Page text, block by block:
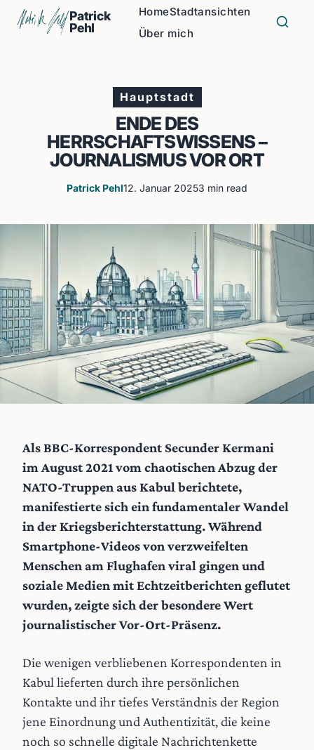
Patrick
Pehl
HomeStadtansichten
Über mich
Hauptstadt
ENDE DES
HERRSCHAFTSWISSENS –
JOURNALISMUS VOR ORT
Patrick Pehl12. Januar 20253 min read
Als BBC-Korrespondent Secunder Kermani
im August 2021 vom chaotischen Abzug der
NATO-Truppen aus Kabul berichtete,
manifestierte sich ein fundamentaler Wandel
in der Kriegsberichterstattung. Während
Smartphone-Videos von verzweifelten
Menschen am Flughafen viral gingen und
soziale Medien mit Echtzeitberichten geflutet
wurden, zeigte sich der besondere Wert
journalistischer Vor-Ort-Präsenz.
Die wenigen verbliebenen Korrespondenten in
Kabul lieferten durch ihre persönlichen
Kontakte und ihr tiefes Verständnis der Region
jene Einordnung und Authentizität, die keine
noch so schnelle digitale Nachrichtenkette